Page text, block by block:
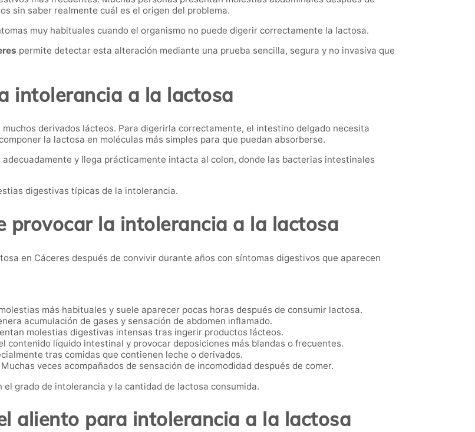
sin saber realmente cuál es el origen del problema.
muy habituales cuando el organismo no puede digerir correctamente la lactosa.
permite detectar esta alteración mediante una prueba sencilla, segura y no invasiva que
intolerancia a la lactosa
derivados lácteos. Para digerirla correctamente, el intestino delgado necesita
la lactosa en moléculas más simples para que puedan absorberse.
y llega prácticamente intacta al colon, donde las bacterias intestinales
digestivas típicas de la intolerancia.
provocar la intolerancia a la lactosa
en Cáceres después de convivir durante años con síntomas digestivos que aparecen
más habituales y suele aparecer pocas horas después de consumir lactosa.
acumulación de gases y sensación de abdomen inflamado.
molestias digestivas intensas tras ingerir productos lácteos.
contenido líquido intestinal y provocar deposiciones más blandas o frecuentes.
tras comidas que contienen leche o derivados.
Muchas veces acompañados de sensación de incomodidad después de comer.
grado de intolerancia y la cantidad de lactosa consumida.
aliento para intolerancia a la lactosa